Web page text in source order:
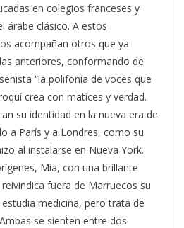
en colegios franceses y
árabe clásico. A estos
acompañan otros que ya
anteriores, conformando de
“la polifonía de voces que
crea con matices y verdad.
su identidad en la nueva era de
a París y a Londres, como su
al instalarse en Nueva York.
Mia, con una brillante
fuera de Marruecos su
medicina, pero trata de
se sienten entre dos